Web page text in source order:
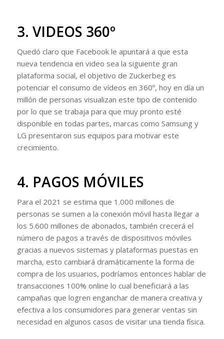
3. VIDEOS 360º
Quedó claro que Facebook le apuntará a que esta
nueva tendencia en video sea la siguiente gran
plataforma social, el objetivo de Zuckerbeg es
potenciar el consumo de vídeos en 360º, hoy en día un
millón de personas visualizan este tipo de contenido
por lo que se trabaja para que muy pronto esté
disponible en todas partes, marcas como Samsung y
LG presentaron sus equipos para motivar este
crecimiento.
4. PAGOS MÓVILES
Para el 2021 se estima que 1.000 millones de
personas se sumen a la conexión móvil hasta llegar a
los 5.600 millones de abonados, también crecerá el
número de pagos a través de dispositivos móviles
gracias a nuevos sistemas y plataformas puestas en
marcha, esto cambiará dramáticamente la forma de
compra de los usuarios, podríamos entonces hablar de
transacciones 100% online lo cual beneficiará a las
campañas que logren enganchar de manera creativa y
efectiva a los consumidores para generar ventas sin
necesidad en algunos casos de visitar una tienda física.